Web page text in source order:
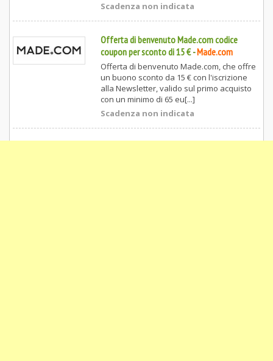
Scadenza non indicata
Offerta di benvenuto Made.com codice
coupon per sconto di 15 €-Made.com
Offerta di benvenuto Made.com, che offre
un buono sconto da 15 € con l'iscrizione
alla Newsletter, valido sul primo acquisto
con un minimo di 65 eu[...]
Scadenza non indicata